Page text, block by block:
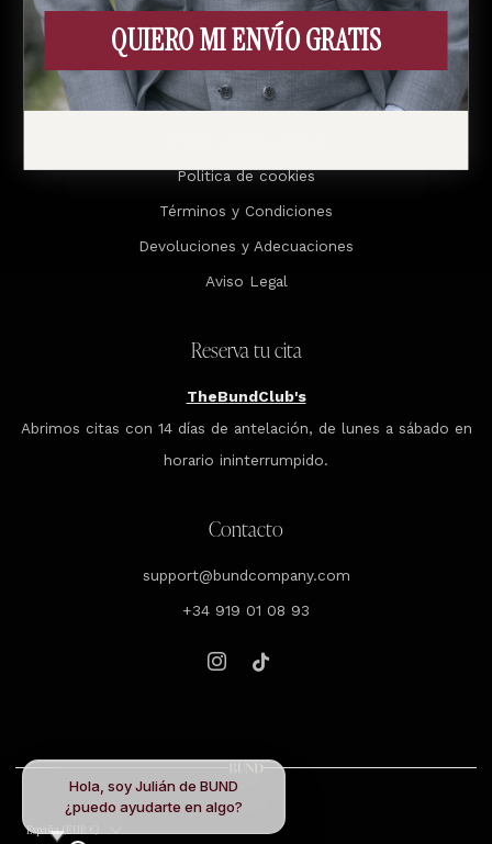
Contacto
Legal
Politica de cookies
Términos y Condiciones
Devoluciones y Adecuaciones
Aviso Legal
Reserva tu cita
TheBundClub's
Abrimos citas con 14 días de antelación, de lunes a sábado en
horario ininterrumpido.
Contacto
support@bundcompany.com
+34 919 01 08 93
País España (EUR €)
Hola, soy Julián de BUND
¿puedo ayudarte en algo?
QUIERO MI ENVÍO GRATIS